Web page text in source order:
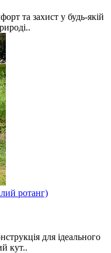
та захист у будь-якій
ротанг)
для ідеального
кут..